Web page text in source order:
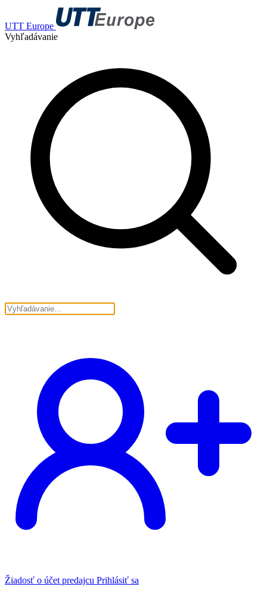
UTT Europe
Vyhľadávanie
Žiadosť o účet predajcu Prihlásiť sa